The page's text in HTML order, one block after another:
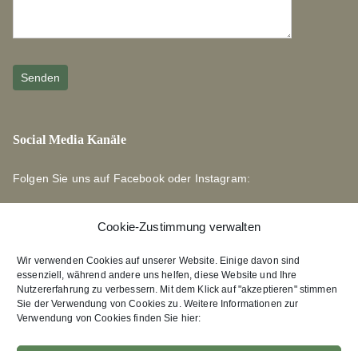
Cookie-Zustimmung verwalten
Wir verwenden Cookies auf unserer Website. Einige davon sind
essenziell, während andere uns helfen, diese Website und Ihre
Nutzererfahrung zu verbessern. Mit dem Klick auf "akzeptieren" stimmen
Sie der Verwendung von Cookies zu. Weitere Informationen zur
Verwendung von Cookies finden Sie hier:
Social Media Kanäle
Folgen Sie uns auf Facebook oder Instagram:
Links zu unseren Partnerverlagen
Edition Bärenklau